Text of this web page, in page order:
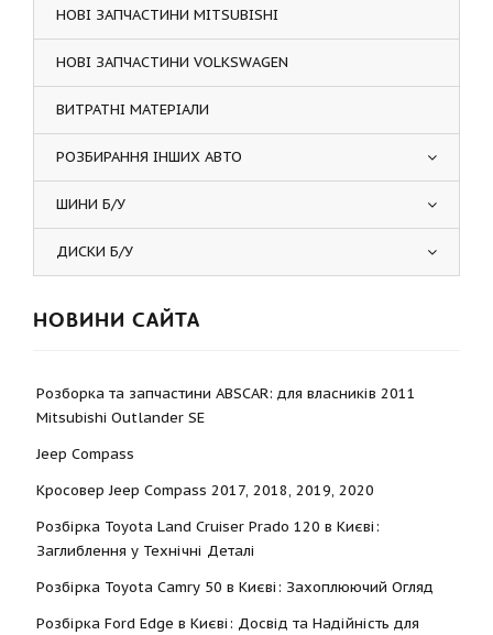
НОВІ ЗАПЧАСТИНИ MITSUBISHI
НОВІ ЗАПЧАСТИНИ VOLKSWAGEN
ВИТРАТНІ МАТЕРІАЛИ
РОЗБИРАННЯ ІНШИХ АВТО
ШИНИ Б/У
ДИСКИ Б/У
НОВИНИ САЙТА
Розборка та запчастини ABSCAR: для власників 2011
Mitsubishi Outlander SE
Jeep Compass
Кросовер Jeep Compass 2017, 2018, 2019, 2020
Розбірка Toyota Land Cruiser Prado 120 в Києві:
Заглиблення у Технічні Деталі
Розбірка Toyota Camry 50 в Києві: Захоплюючий Огляд
Розбірка Ford Edge в Києві: Досвід та Надійність для